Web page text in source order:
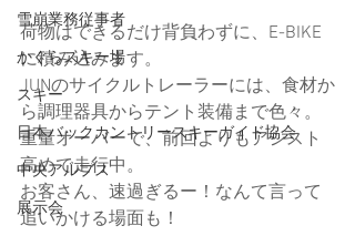
雪崩業務従事者
かぐらスキー場
スキー
日本バックカントリースキーガイド協会
中央アルプス
展示会
荷物はできるだけ背負わずに、E-BIKE
に積み込みます。
JUNのサイクルトレーラーには、食材か
ら調理器具からテント装備まで色々。
重量オーバーで、前回よりもアシスト
高めで走行中。
お客さん、速過ぎるー！なんて言って
追いかける場面も！